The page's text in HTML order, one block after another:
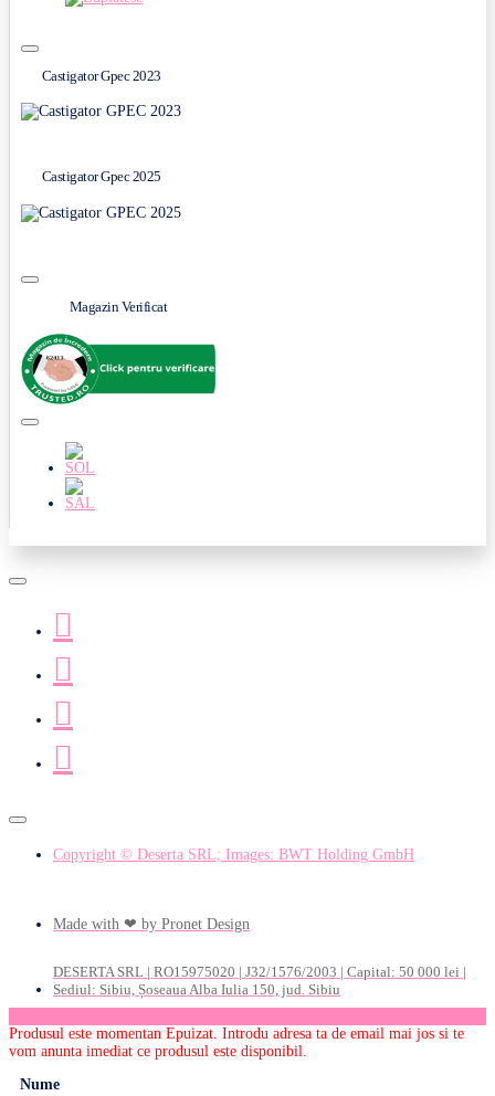
Castigator Gpec 2023
Castigator Gpec 2025
Magazin Verificat
Copyright © Deserta SRL; Images: BWT Holding GmbH
Made with ❤ by Pronet Design
DESERTA SRL | RO15975020 | J32/1576/2003 | Capital: 50 000 lei |
Sediul: Sibiu, Șoseaua Alba Iulia 150, jud. Sibiu
Produsul este momentan Epuizat. Introdu adresa ta de email mai jos si te
vom anunta imediat ce produsul este disponibil.
Nume